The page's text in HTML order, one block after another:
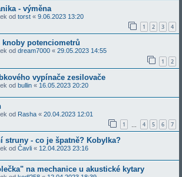
- výměna
od torst « 9.06.2023 13:20
1 2 3 4
knoby potenciometrů
od dream7000 « 29.05.2023 14:55
1 2
vypínače zesilovače
od bullin « 16.05.2023 20:20
od Rasha « 20.04.2023 12:01
1 4 5 6 7
struny - co je špatně? Kobylka?
od Čavli « 12.04.2023 23:16
na mechanice u akustické kytary